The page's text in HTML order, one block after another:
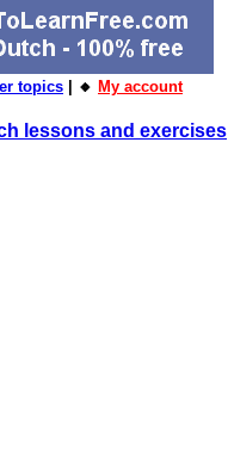
topics | 🔸 My account
lessons and exercises